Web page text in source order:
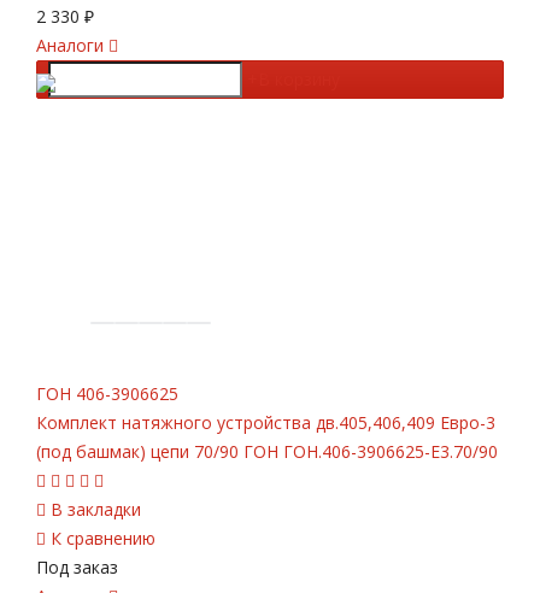
2 330 ₽
Аналоги
-
ГОН 406-3906625
Комплект натяжного устройства дв.405,406,409 Евро-3
(под башмак) цепи 70/90 ГОН ГОН.406-3906625-Е3.70/90
В закладки
К сравнению
Под заказ